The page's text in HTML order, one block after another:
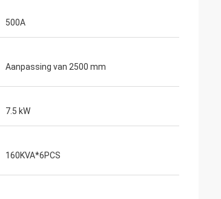
500A
Aanpassing van 2500 mm
7.5 kW
160KVA*6PCS